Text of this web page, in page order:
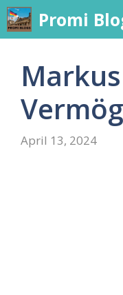
Skip
to
content
Promi
April 13, 2024